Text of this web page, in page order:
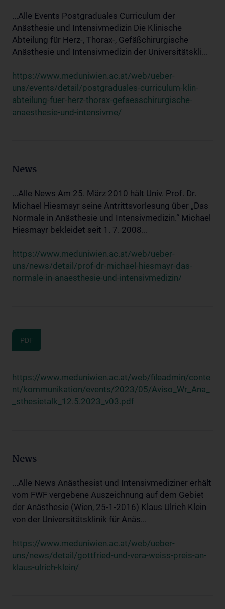
...Alle Events Postgraduales Curriculum der
Anästhesie und Intensivmedizin Die Klinische
Abteilung für Herz-, Thorax-, Gefäßchirurgische
Anästhesie und Intensivmedizin der Universitätskli...
https://www.meduniwien.ac.at/web/ueber-
uns/events/detail/postgraduales-curriculum-klin-
abteilung-fuer-herz-thorax-gefaesschirurgische-
anaesthesie-und-intensivme/
News
...Alle News Am 25. März 2010 hält Univ. Prof. Dr.
Michael Hiesmayr seine Antrittsvorlesung über „Das
Normale in Anästhesie und Intensivmedizin.“ Michael
Hiesmayr bekleidet seit 1. 7. 2008...
https://www.meduniwien.ac.at/web/ueber-
uns/news/detail/prof-dr-michael-hiesmayr-das-
normale-in-anaesthesie-und-intensivmedizin/
PDF
https://www.meduniwien.ac.at/web/fileadmin/conte
nt/kommunikation/events/2023/05/Aviso_Wr_Ana_
_sthesietalk_12.5.2023_v03.pdf
News
...Alle News Anästhesist und Intensivmediziner erhält
vom FWF vergebene Auszeichnung auf dem Gebiet
der Anästhesie (Wien, 25-1-2016) Klaus Ulrich Klein
von der Universitätsklinik für Anäs...
https://www.meduniwien.ac.at/web/ueber-
uns/news/detail/gottfried-und-vera-weiss-preis-an-
klaus-ulrich-klein/